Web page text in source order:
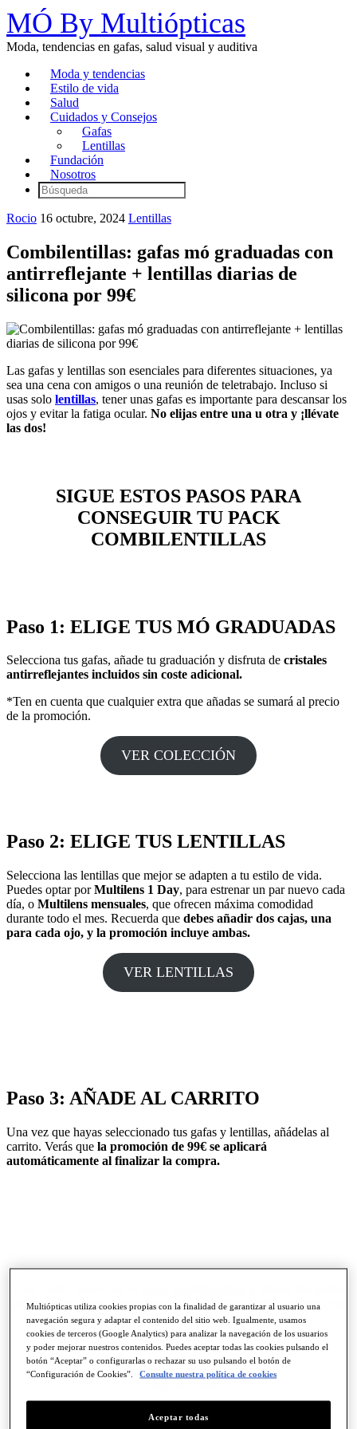
MÓ By Multiópticas
Moda, tendencias en gafas, salud visual y auditiva
Moda y tendencias
Estilo de vida
Salud
Cuidados y Consejos
Gafas
Lentillas
Fundación
Nosotros
Rocio 16 octubre, 2024 Lentillas
Combilentillas: gafas mó graduadas con
antirreflejante + lentillas diarias de
silicona por 99€
Las gafas y lentillas son esenciales para diferentes situaciones, ya
sea una cena con amigos o una reunión de teletrabajo. Incluso si
usas solo lentillas, tener unas gafas es importante para descansar los
ojos y evitar la fatiga ocular. No elijas entre una u otra y ¡llévate
las dos!
SIGUE ESTOS PASOS PARA
CONSEGUIR TU PACK
COMBILENTILLAS
Paso 1: ELIGE TUS MÓ GRADUADAS
Selecciona tus gafas, añade tu graduación y disfruta de cristales
antirreflejantes incluidos sin coste adicional.
*Ten en cuenta que cualquier extra que añadas se sumará al precio
de la promoción.
VER COLECCIÓN
Paso 2: ELIGE TUS LENTILLAS
Selecciona las lentillas que mejor se adapten a tu estilo de vida.
Puedes optar porMultilens 1 Day, para estrenar un par nuevo cada
día, o Multilens mensuales, que ofrecen máxima comodidad
durante todo el mes. Recuerda que debes añadir dos cajas, una
para cada ojo, y la promoción incluye ambas.
VER LENTILLAS
Paso 3: AÑADE AL CARRITO
Una vez que hayas seleccionado tus gafas y lentillas, añádelas al
carrito. Verás que la promoción de 99€ se aplicará
automáticamente al finalizar la compra.
mó graduadas con antirreflejante + lentillas diarias silicona por
solo 99€
GAFAS
LENTILLAS
Multiópticas utiliza cookies propias con la finalidad de garantizar al usuario una
navegación segura y adaptar el contenido del sitio web. Igualmente, usamos
cookies de terceros (Google Analytics) para analizar la navegación de los usuarios
y poder mejorar nuestros contenidos. Puedes aceptar todas las cookies pulsando el
botón “Aceptar” o configurarlas o rechazar su uso pulsando el botón de
“Configuración de Cookies”.
Consulte nuestra política de cookies
Aceptar todas